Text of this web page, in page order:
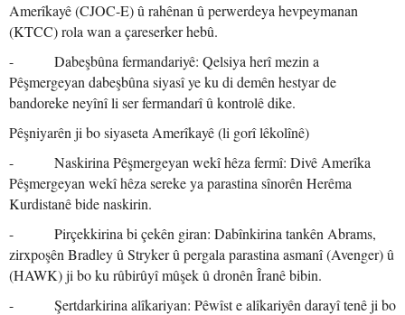
Amerîkayê (CJOC-E) û rahênan û perwerdeya hevpeymanan
(KTCC) rola wan a çareserker hebû.
- Dabeşbûna fermandariyê: Qelsiya herî mezin a
Pêşmergeyan dabeşbûna siyasî ye ku di demên hestyar de
bandoreke neyînî li ser fermandarî û kontrolê dike.
Pêşniyarên ji bo siyaseta Amerîkayê (li gorî lêkolînê)
- Naskirina Pêşmergeyan wekî hêza fermî: Divê Amerîka
Pêşmergeyan wekî hêza sereke ya parastina sînorên Herêma
Kurdistanê bide naskirin.
- Pirçekkirina bi çekên giran: Dabînkirina tankên Abrams,
zirxpoşên Bradley û Stryker û pergala parastina asmanî (Avenger) û
(HAWK) ji bo ku rûbirûyî mûşek û dronên Îranê bibin.
- Şertdarkirina alîkariyan: Pêwîst e alîkariyên darayî tenê ji bo